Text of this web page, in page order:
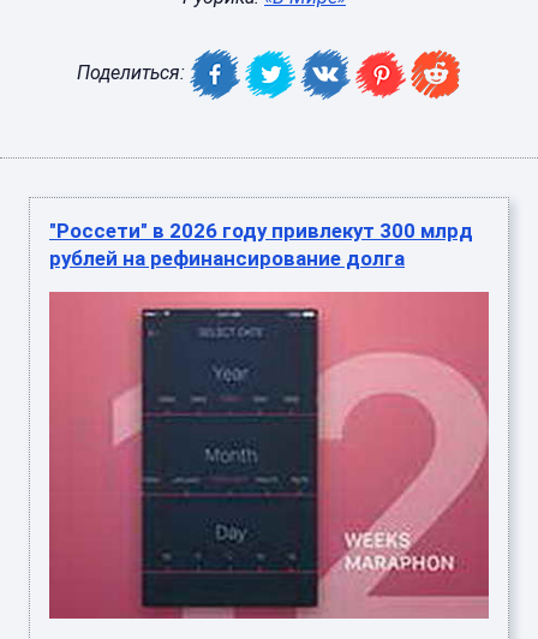
Поделиться:
"Россети" в 2026 году привлекут 300 млрд
рублей на рефинансирование долга